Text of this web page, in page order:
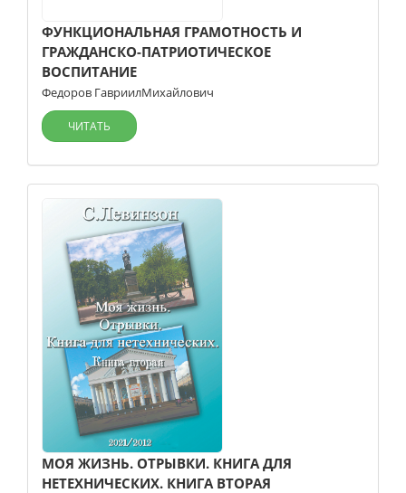
ФУНКЦИОНАЛЬНАЯ ГРАМОТНОСТЬ И
ГРАЖДАНСКО-ПАТРИОТИЧЕСКОЕ
ВОСПИТАНИЕ
Федоров ГавриилМихайлович
ЧИТАТЬ
МОЯ ЖИЗНЬ. ОТРЫВКИ. КНИГА ДЛЯ
НЕТЕХНИЧЕСКИХ. КНИГА ВТОРАЯ